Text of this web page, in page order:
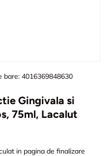
bare: 4016369848630
Gingivala si
75ml, Lacalut
in pagina de finalizare